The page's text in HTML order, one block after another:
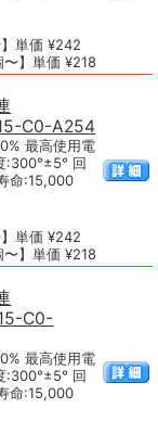
】単価 ¥242
〜】単価 ¥218
C0-A254
最高使用電
:300°±5° 回
命:15,000
】単価 ¥242
〜】単価 ¥218
C0-
最高使用電
:300°±5° 回
命:15,000